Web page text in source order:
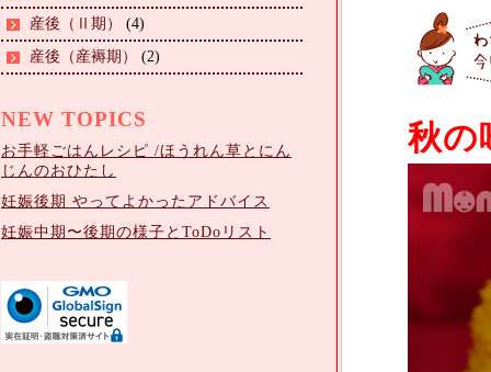
産後（Ⅱ期）
(4)
産後（産褥期）
(2)
NEW TOPICS
お手軽ごはんレシピ /ほうれん草とにん
じんのおひたし
妊娠後期 やってよかったアドバイス
妊娠中期〜後期の様子とToDoリスト
秋の